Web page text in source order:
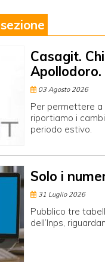
Casagit.
Apollodoro.
03 Agosto 2026
Per permettere
riportiamo i
periodo estivo.
Solo i
31 Luglio 2026
Pubblico tre
dell’Inps,